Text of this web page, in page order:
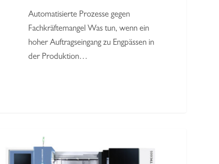
Automatisierte Prozesse gegen
Fachkräftemangel Was tun, wenn ein
hoher Auftragseingang zu Engpässen in
der Produktion…
Pressemitteilung
Kellenberger